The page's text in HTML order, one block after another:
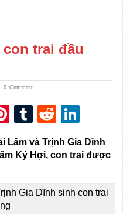
trai đầu
0 Comment
Pinterest
TumblrReddit
Lâm và Trịnh Gia Dĩnh
Kỷ Hợi, con trai được
Gia Dĩnh sinh con trai